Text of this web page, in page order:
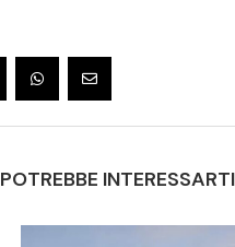
POTREBBE